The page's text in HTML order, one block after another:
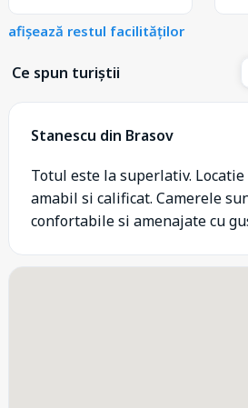
afișează restul facilităților
Ce spun turiștii
Stanescu din Brasov
Totul este la superlativ.
amabil si calificat. Camerele
confortabile si amenajate cu